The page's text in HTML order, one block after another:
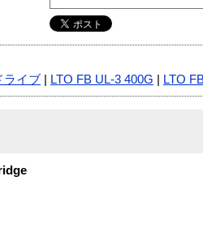
ライブ LTO FB UL-3 400G LTO